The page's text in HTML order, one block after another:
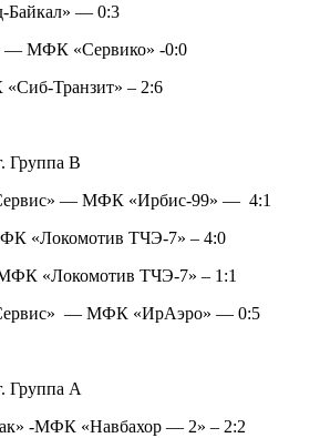
— 0:3
— МФК «Сервико» -0:0
Транзит» – 2:6
Группа B
— МФК «Ирбис-99» — 4:1
«Локомотив ТЧЭ-7» – 4:0
«Локомотив ТЧЭ-7» – 1:1
— МФК «ИрАэро» — 0:5
Группа A
-МФК «Навбахор — 2» – 2:2